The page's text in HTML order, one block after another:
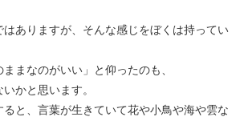
ありますが、そんな感じをぼくは持ってい
まなのがいい」と仰ったのも、
かと思います。
と、言葉が生きていて花や小鳥や海や雲な